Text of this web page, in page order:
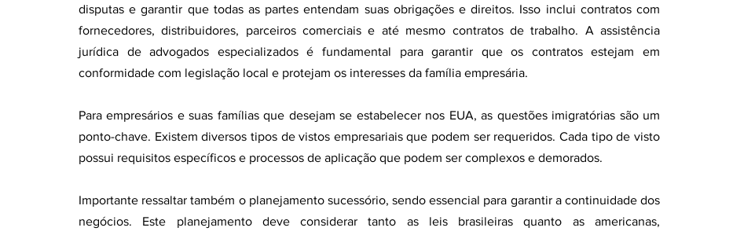
disputas e garantir que todas as partes entendam suas obrigações e direitos. Isso inclui contratos com
fornecedores, distribuidores, parceiros comerciais e até mesmo contratos de trabalho. A assistência
jurídica de advogados especializados é fundamental para garantir que os contratos estejam em
conformidade com legislação local e protejam os interesses da família empresária.
Para empresários e suas famílias que desejam se estabelecer nos EUA, as questões imigratórias são um
ponto-chave. Existem diversos tipos de vistos empresariais que podem ser requeridos. Cada tipo de visto
possui requisitos específicos e processos de aplicação que podem ser complexos e demorados.
Importante ressaltar também o planejamento sucessório, sendo essencial para garantir a continuidade dos
negócios. Este planejamento deve considerar tanto as leis brasileiras quanto as americanas,